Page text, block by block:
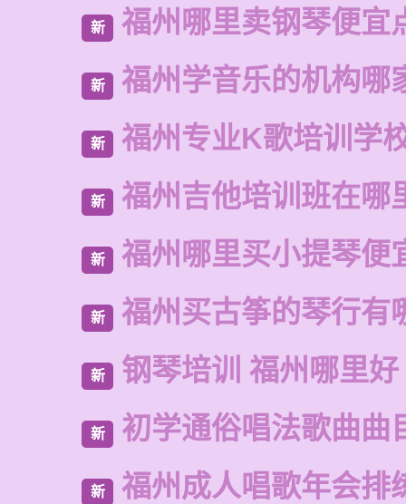
新 福州哪里卖钢琴便宜
新 福州学音乐的机构哪
新 福州专业K歌培训学
新 福州吉他培训班在哪
新 福州哪里买小提琴便
新 福州买古筝的琴行有
新 钢琴培训 福州哪里好
新 初学通俗唱法歌曲曲
新 福州成人唱歌年会排